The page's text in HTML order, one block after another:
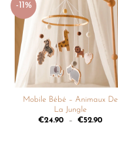
-11%
Ajouter
à la
liste de
souhaits
Mobile Bébé – Animaux De
La Jungle
€24.90 – €52.90